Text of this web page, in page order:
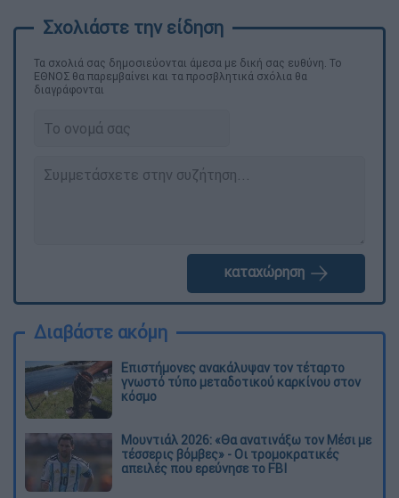
Τα σχολιά σας δημοσιεύονται άμεσα με δική σας ευθύνη. Το
ΕΘΝΟΣ θα παρεμβαίνει και τα προσβλητικά σχόλια θα
διαγράφονται
καταχώρηση
Διαβάστε ακόμη
Επιστήμονες ανακάλυψαν τον τέταρτο
γνωστό τύπο μεταδοτικού καρκίνου στον
κόσμο
Μουντιάλ 2026: «Θα ανατινάξω τον Μέσι με
τέσσερις βόμβες» - Οι τρομοκρατικές
απειλές που ερεύνησε το FBI